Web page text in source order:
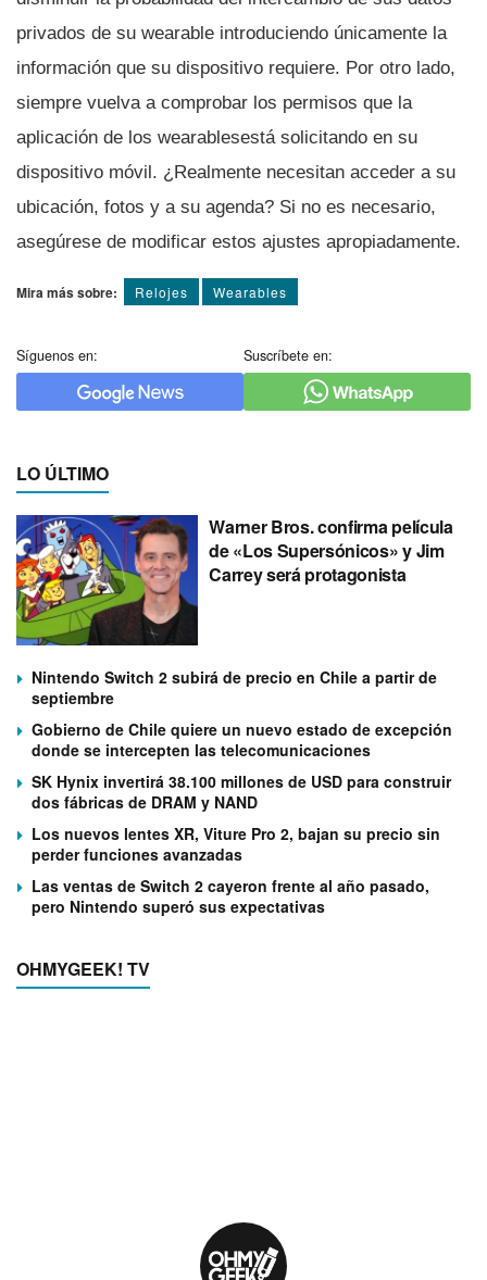
privados de su wearable introduciendo únicamente la
información que su dispositivo requiere. Por otro lado,
siempre vuelva a comprobar los permisos que la
aplicación de los wearablesestá solicitando en su
dispositivo móvil. ¿Realmente necesitan acceder a su
ubicación, fotos y a su agenda? Si no es necesario,
asegúrese de modificar estos ajustes apropiadamente.
Mira más sobre: Relojes Wearables
Síguenos en: Suscríbete en:
LO ÚLTIMO
Warner Bros. confirma película
de «Los Supersónicos» y Jim
Carrey será protagonista
Nintendo Switch 2 subirá de precio en Chile a partir de
septiembre
Gobierno de Chile quiere un nuevo estado de excepción
donde se intercepten las telecomunicaciones
SK Hynix invertirá 38.100 millones de USD para construir
dos fábricas de DRAM y NAND
Los nuevos lentes XR, Viture Pro 2, bajan su precio sin
perder funciones avanzadas
Las ventas de Switch 2 cayeron frente al año pasado,
pero Nintendo superó sus expectativas
OHMYGEEK! TV